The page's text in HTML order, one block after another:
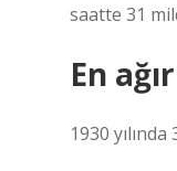
saatte 31
En
1930